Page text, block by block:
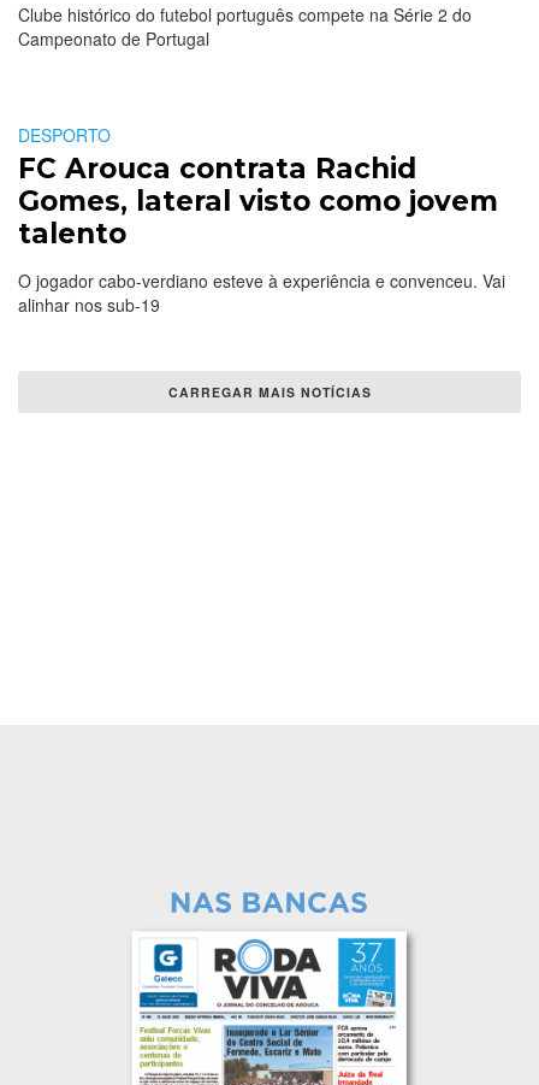
Clube histórico do futebol português compete na Série 2 do
Campeonato de Portugal
DESPORTO
FC Arouca contrata Rachid
Gomes, lateral visto como jovem
talento
O jogador cabo-verdiano esteve à experiência e convenceu. Vai
alinhar nos sub-19
CARREGAR MAIS NOTÍCIAS